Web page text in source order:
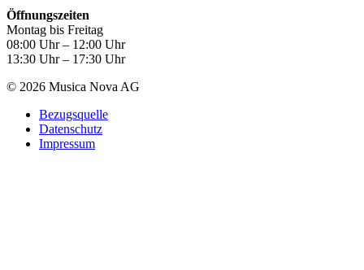
Öffnungszeiten
Montag bis Freitag
08:00 Uhr – 12:00 Uhr
13:30 Uhr – 17:30 Uhr
© 2026 Musica Nova AG
Bezugsquelle
Datenschutz
Impressum